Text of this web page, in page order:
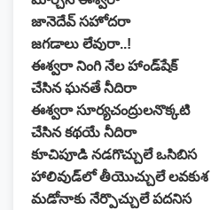
జానెదేవ్ సహోదరా
జగడాలు లేవురా..!
ఈశ్వరా నింగి నేల హాండ్‌షేక్
చేసిన ఘనతే నీదిరా
ఈశ్వరా సూర్యచంద్రులనొక్కటి
చేసిన కథయే నీదిరా
కూచిపూడి నడగొచ్చులే ఒసిబిస
హాలివుడ్‌లో తీయొచ్చులే లవకుశ
మడోనాకు నేర్పొచ్చులే పదనిస